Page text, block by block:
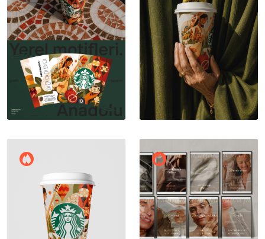
Vanya Kasimov 21 Vanya Kasimov 22